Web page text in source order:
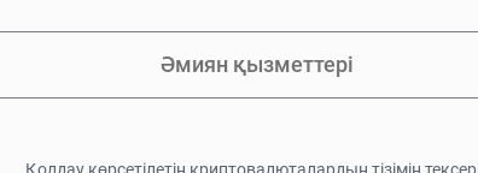
Әмиян қызметтері